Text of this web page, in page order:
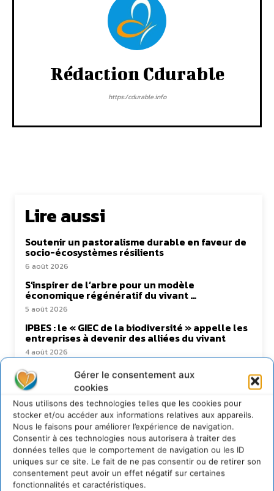
Gérer le consentement aux
cookies
Nous utilisons des technologies telles que les cookies pour
stocker et/ou accéder aux informations relatives aux appareils.
Nous le faisons pour améliorer l’expérience de navigation.
Consentir à ces technologies nous autorisera à traiter des
données telles que le comportement de navigation ou les ID
uniques sur ce site. Le fait de ne pas consentir ou de retirer son
consentement peut avoir un effet négatif sur certaines
fonctionnalités et caractéristiques.
Rédaction Cdurable
https:/cdurable.info
Lire aussi
Soutenir un pastoralisme durable en faveur de
socio-écosystèmes résilients
6 août 2026
S’inspirer de l’arbre pour un modèle
économique régénératif du vivant …
5 août 2026
IPBES : le « GIEC de la biodiversité » appelle les
entreprises à devenir des alliées du vivant
4 août 2026
Comment le sol français a perdu sa mémoire
hydrique et déréglé tout le territoire (2020-
2026)
2 août 2026
Newsletter